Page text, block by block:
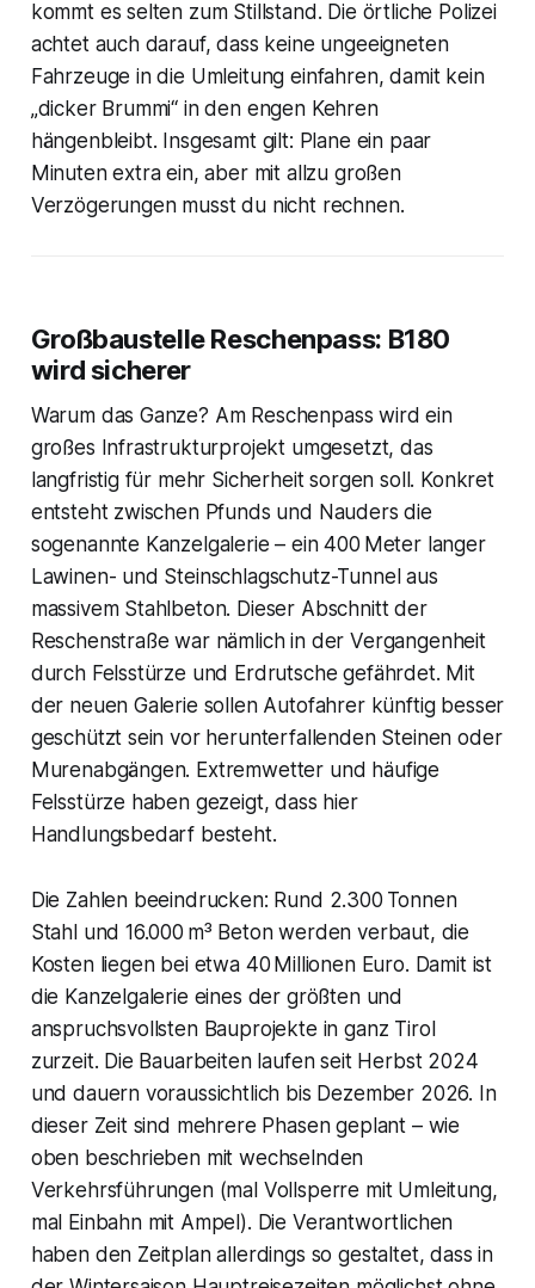
kommt es selten zum Stillstand. Die örtliche Polizei
achtet auch darauf, dass keine ungeeigneten
Fahrzeuge in die Umleitung einfahren, damit kein
„dicker Brummi“ in den engen Kehren
hängenbleibt. Insgesamt gilt: Plane ein paar
Minuten extra ein, aber mit allzu großen
Verzögerungen musst du nicht rechnen.
Großbaustelle Reschenpass: B180
wird sicherer
Warum das Ganze? Am Reschenpass wird ein
großes Infrastrukturprojekt umgesetzt, das
langfristig für mehr Sicherheit sorgen soll. Konkret
entsteht zwischen Pfunds und Nauders die
sogenannte Kanzelgalerie – ein 400 Meter langer
Lawinen- und Steinschlagschutz-Tunnel aus
massivem Stahlbeton. Dieser Abschnitt der
Reschenstraße war nämlich in der Vergangenheit
durch Felsstürze und Erdrutsche gefährdet. Mit
der neuen Galerie sollen Autofahrer künftig besser
geschützt sein vor herunterfallenden Steinen oder
Murenabgängen. Extremwetter und häufige
Felsstürze haben gezeigt, dass hier
Handlungsbedarf besteht.
Die Zahlen beeindrucken: Rund 2.300 Tonnen
Stahl und 16.000 m³ Beton werden verbaut, die
Kosten liegen bei etwa 40 Millionen Euro. Damit ist
die Kanzelgalerie eines der größten und
anspruchsvollsten Bauprojekte in ganz Tirol
zurzeit. Die Bauarbeiten laufen seit Herbst 2024
und dauern voraussichtlich bis Dezember 2026. In
dieser Zeit sind mehrere Phasen geplant – wie
oben beschrieben mit wechselnden
Verkehrsführungen (mal Vollsperre mit Umleitung,
mal Einbahn mit Ampel). Die Verantwortlichen
haben den Zeitplan allerdings so gestaltet, dass in